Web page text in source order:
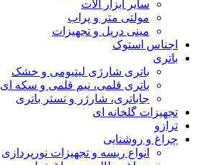
سایر ابزار آلات
مولتی متر و پراب
مینی دریل و تجهیزات
اجناس استوک
باتری
باتری شارژی لیتیومی و خشک
باتری قلمی، نیم قلمی و سکه ای
جاباتری، شارژر و تستر باتری
تجهیزات گلخانه ای
ترازو
چراغ و روشنایی
انواع ریسه و تجهیزات نورپردازی